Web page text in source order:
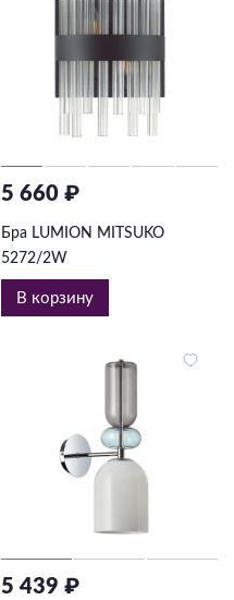
5 660 ₽
Бра LUMION MITSUKO
5272/2W
В корзину
5 439 ₽